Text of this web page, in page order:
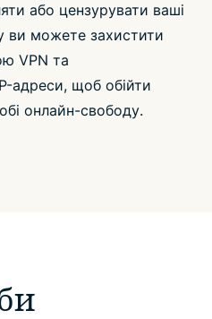
або цензурувати ваші
ви можете захистити
VPN та
адреси, щоб обійти
онлайн-свободу.